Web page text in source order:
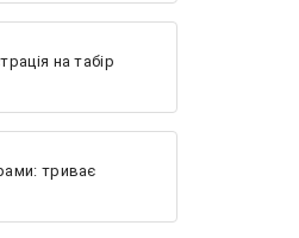
на табір
триває